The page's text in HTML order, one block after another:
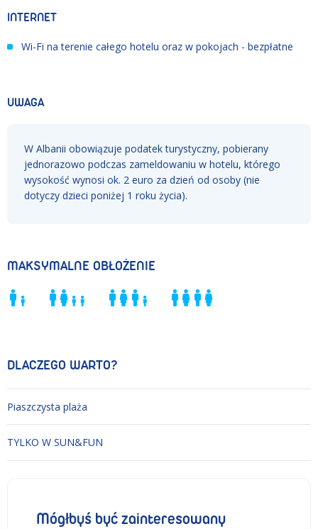
INTERNET
Wi-Fi na terenie całego hotelu oraz w pokojach - bezpłatne
UWAGA
W Albanii obowiązuje podatek turystyczny, pobierany
jednorazowo podczas zameldowaniu w hotelu, którego
wysokość wynosi ok. 2 euro za dzień od osoby (nie
dotyczy dzieci poniżej 1 roku życia).
MAKSYMALNE OBŁOŻENIE
DLACZEGO WARTO?
Piaszczysta plaża
TYLKO W SUN&FUN
Mógłbyś być zainteresowany